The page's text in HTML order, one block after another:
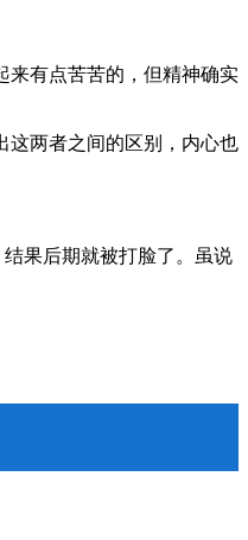
有点苦苦的，但精神确实
两者之间的区别，内心也
果后期就被打脸了。虽说